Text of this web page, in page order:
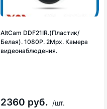
AltCam DDF21IR.(Пластик/
Белая). 1080P. 2Mpx. Камера
видеонаблюдения.
2360 руб. /шт.